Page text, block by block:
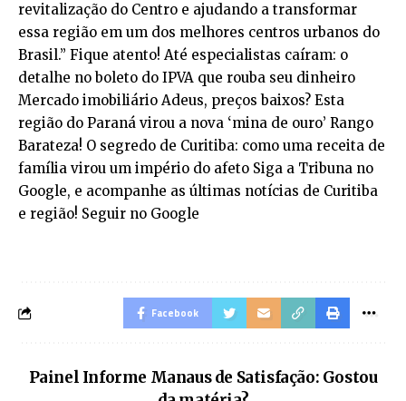
revitalização do Centro e ajudando a transformar
essa região em um dos melhores centros urbanos do
Brasil.” Fique atento! Até especialistas caíram: o
detalhe no boleto do IPVA que rouba seu dinheiro
Mercado imobiliário Adeus, preços baixos? Esta
região do Paraná virou a nova ‘mina de ouro’ Rango
Barateza! O segredo de Curitiba: como uma receita de
família virou um império do afeto Siga a Tribuna no
Google, e acompanhe as últimas notícias de Curitiba
e região! Seguir no Google
Facebook
Painel Informe Manaus de Satisfação: Gostou